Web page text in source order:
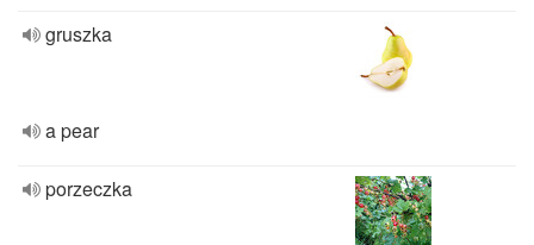
gruszka
a pear
porzeczka